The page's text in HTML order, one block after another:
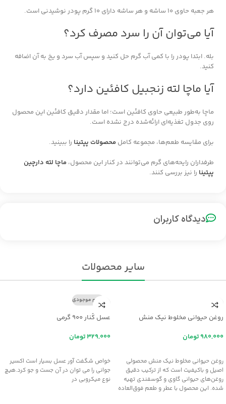
هر جعبه حاوی ۱۰ ساشه و هر ساشه دارای ۱۰ گرم پودر نوشیدنی است.
آیا می‌توان آن را سرد مصرف کرد؟
بله. ابتدا پودر را با کمی آب گرم حل کنید و سپس آب سرد و یخ به آن اضافه
کنید.
آیا ماچا لته زنجبیل کافئین دارد؟
ماچا به‌طور طبیعی حاوی کافئین است؛ اما مقدار دقیق کافئین این محصول
روی جدول تغذیه‌ای ارائه‌شده درج نشده است.
برای مقایسه طعم‌ها، مجموعه کامل محصولات پپتینا را ببینید.
طرفداران رایحه‌های گرم می‌توانند در کنار این محصول، ماچا لته دارچین
پپتینا را نیز بررسی کنند.
دیدگاه کاربران
سایر محصولات
روغن حیوانی مخلوط نیک منش
تومان
روغن حیوانی مخلوط نیک منش محصولی
اصیل و باکیفیت است که از ترکیب دقیق
روغن‌های حیوانی گاوی و گوسفندی تهیه
شده. این محصول با عطر و طعم فوق‌العاده
اتمام موجودی
عسل کُنار ۹۰۰ گرمی
تومان
خواص شگفت آور عسل بسيار است اکسير
جواني را مي توان در آن جست و جو کرد.هيچ
نوع ميکروبي در